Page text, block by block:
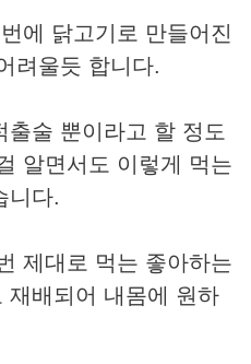
에 닭고기로 만들어진
려울듯 합니다.
술 뿐이라고 할 정도
알면서도 이렇게 먹는
니다.
제대로 먹는 좋아하는
재배되어 내몸에 원하